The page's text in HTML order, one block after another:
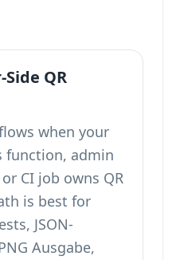
Side QR
when your
function, admin
CI job owns QR
is best for
JSON-
Ausgabe,